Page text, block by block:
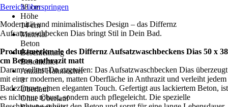
38 cm
Höhe
14 cm
Material
Beton
Beschichtung
Beschichtet
Anzahl Hahnlöcher
0
Überlauf
Ohne Überlauf
Bereich überspringen
Modernität und minimalistisches Design – das Differnz
Aufsatzwaschbecken Dias bringt Stil in Dein Bad.
Produktmerkmale des Differnz Aufsatzwaschbeckens Dias 50 x 38
cm Beton anthrazit matt
Darum solltest Du zugreifen: Das Aufsatzwaschbecken Dias überzeugt
mit einer modernen, matten Oberfläche in Anthrazit und verleiht jedem
Badezimmer einen eleganten Touch. Gefertigt aus lackiertem Beton, ist
es nicht nur robust, sondern auch pflegeleicht. Die spezielle